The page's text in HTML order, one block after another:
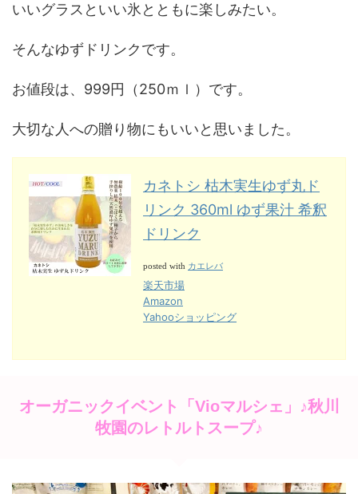
いいグラスといい氷とともに楽しみたい。
そんなゆずドリンクです。
お値段は、999円（250ｍｌ）です。
大切な人への贈り物にもいいと思いました。
カネトシ 枯木実生ゆず丸ド
リンク 360ml ゆず果汁 希釈
ドリンク
posted with カエレバ
楽天市場
Amazon
Yahooショッピング
オーガニックイベント「Vioマルシェ」♪秋川
牧園のレトルトスープ♪